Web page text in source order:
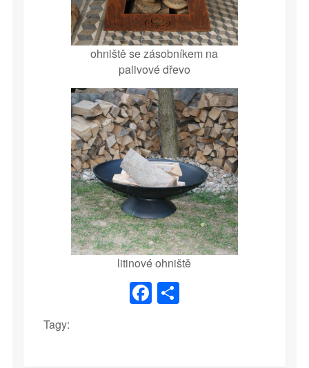
ohniště se zásobníkem na
palivové dřevo
litinové ohniště
Facebook
Share
Tagy: